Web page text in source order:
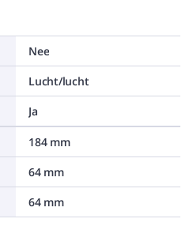
Nee
Lucht/lucht
Ja
184 mm
64 mm
64 mm